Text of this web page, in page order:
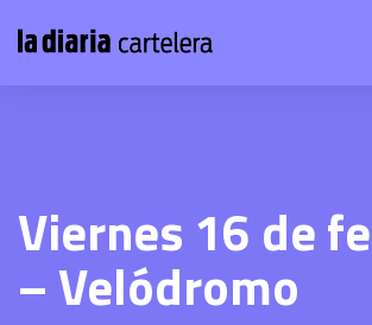
Viernes 16 de
– Velódromo